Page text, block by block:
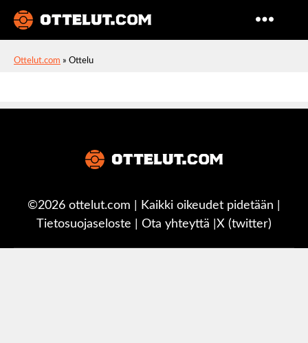
Ottelut.com » Ottelu
©2026 ottelut.com | Kaikki oikeudet pidetään |
Tietosuojaseloste
Ota yhteyttä X (twitter)